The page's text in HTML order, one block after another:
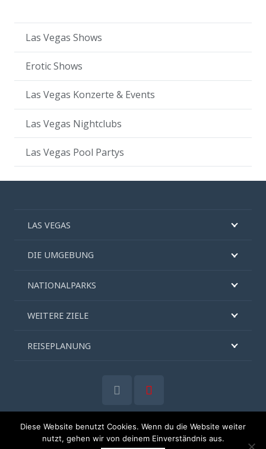
Las Vegas Shows
Erotic Shows
Las Vegas Konzerte & Events
Las Vegas Nightclubs
Las Vegas Pool Partys
LAS VEGAS
DIE UMGEBUNG
NATIONALPARKS
WEITERE ZIELE
REISEPLANUNG
© 2025 vegas-online.de Impressum| Datenschutz
Diese Website benutzt Cookies. Wenn du die Website weiter
nutzt, gehen wir von deinem Einverständnis aus.